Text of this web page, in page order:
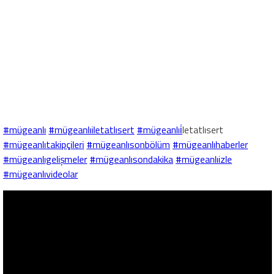
#mügeanlı #mügeanlıiletatlısert #mügeanlıi̇letatlısert
#mügeanlıtakipçileri #mügeanlısonbölüm #mügeanlıhaberler
#mügeanlıgelişmeler #mügeanlısondakika #mügeanlıizle
#mügeanlıvideolar